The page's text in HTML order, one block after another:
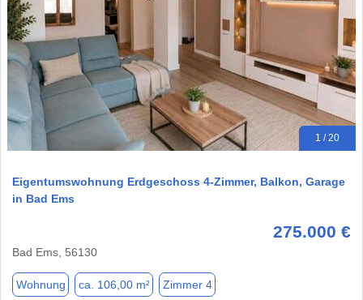
1 / 20
Eigentumswohnung Erdgeschoss 4-Zimmer, Balkon, Garage
in Bad Ems
275.000 €
Bad Ems, 56130
Wohnung ca. 106,00 m² Zimmer 4